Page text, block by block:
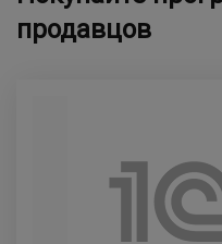
продавцов